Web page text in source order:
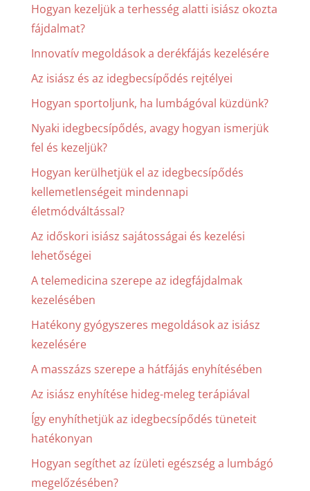
Hogyan kezeljük a terhesség alatti isiász okozta
fájdalmat?
Innovatív megoldások a derékfájás kezelésére
Az isiász és az idegbecsípődés rejtélyei
Hogyan sportoljunk, ha lumbágóval küzdünk?
Nyaki idegbecsípődés, avagy hogyan ismerjük
fel és kezeljük?
Hogyan kerülhetjük el az idegbecsípődés
kellemetlenségeit mindennapi
életmódváltással?
Az időskori isiász sajátosságai és kezelési
lehetőségei
A telemedicina szerepe az idegfájdalmak
kezelésében
Hatékony gyógyszeres megoldások az isiász
kezelésére
A masszázs szerepe a hátfájás enyhítésében
Az isiász enyhítése hideg-meleg terápiával
Így enyhíthetjük az idegbecsípődés tüneteit
hatékonyan
Hogyan segíthet az ízületi egészség a lumbágó
megelőzésében?